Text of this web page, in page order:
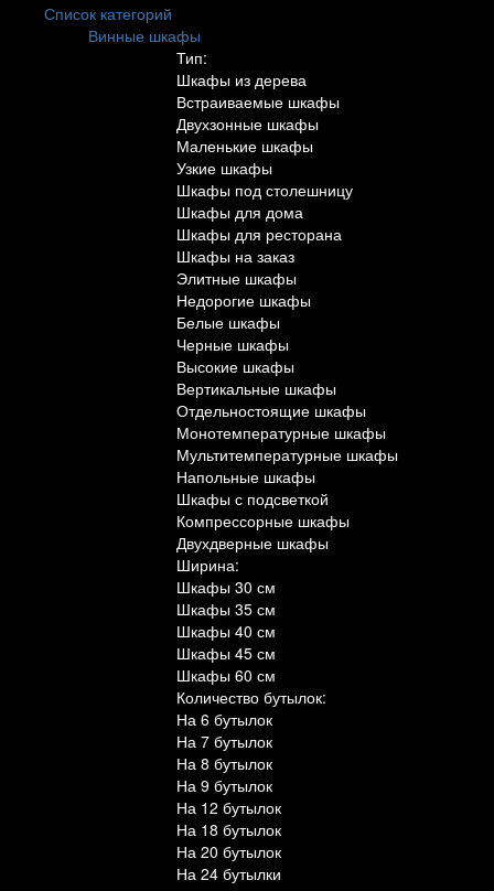
Список категорий
Винные шкафы
Тип:
Шкафы из дерева
Встраиваемые шкафы
Двухзонные шкафы
Маленькие шкафы
Узкие шкафы
Шкафы под столешницу
Шкафы для дома
Шкафы для ресторана
Шкафы на заказ
Элитные шкафы
Недорогие шкафы
Белые шкафы
Черные шкафы
Высокие шкафы
Вертикальные шкафы
Отдельностоящие шкафы
Монотемпературные шкафы
Мультитемпературные шкафы
Напольные шкафы
Шкафы с подсветкой
Компрессорные шкафы
Двухдверные шкафы
Ширина:
Шкафы 30 см
Шкафы 35 см
Шкафы 40 см
Шкафы 45 см
Шкафы 60 см
Количество бутылок:
На 6 бутылок
На 7 бутылок
На 8 бутылок
На 9 бутылок
На 12 бутылок
На 18 бутылок
На 20 бутылок
На 24 бутылки